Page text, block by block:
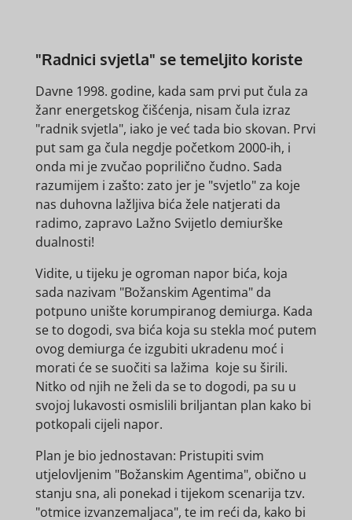
"Radnici svjetla" se temeljito koriste
Davne 1998. godine, kada sam prvi put čula za
žanr energetskog čišćenja, nisam čula izraz
"radnik svjetla", iako je već tada bio skovan. Prvi
put sam ga čula negdje početkom 2000-ih, i
onda mi je zvučao poprilično čudno. Sada
razumijem i zašto: zato jer je "svjetlo" za koje
nas duhovna lažljiva bića žele natjerati da
radimo, zapravo Lažno Svijetlo demiurške
dualnosti!
Vidite, u tijeku je ogroman napor bića, koja
sada nazivam "Božanskim Agentima" da
potpuno unište korumpiranog demiurga. Kada
se to dogodi, sva bića koja su stekla moć putem
ovog demiurga će izgubiti ukradenu moć i
morati će se suočiti sa lažima koje su širili.
Nitko od njih ne želi da se to dogodi, pa su u
svojoj lukavosti osmislili briljantan plan kako bi
potkopali cijeli napor.
Plan je bio jednostavan: Pristupiti svim
utjelovljenim "Božanskim Agentima", obično u
stanju sna, ali ponekad i tijekom scenarija tzv.
"otmice izvanzemaljaca", te im reći da, kako bi